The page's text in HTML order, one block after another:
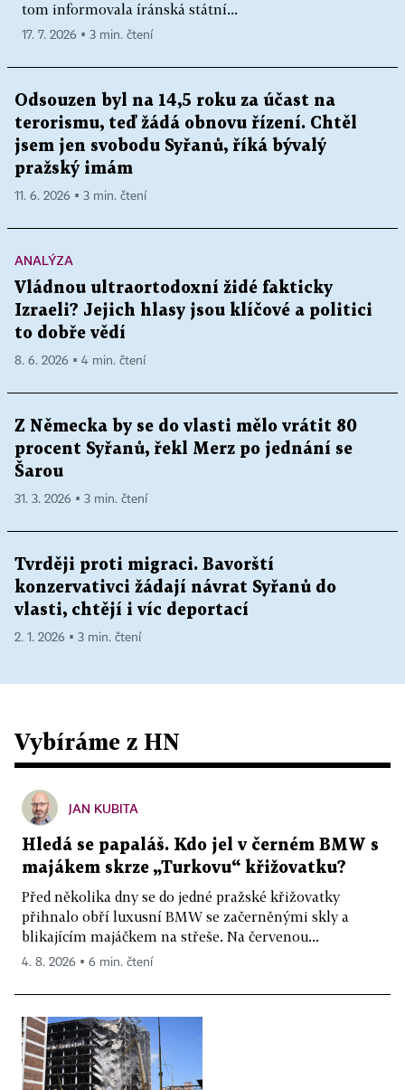
tom informovala íránská státní...
17. 7. 2026 ▪ 3 min. čtení
Odsouzen byl na 14,5 roku za účast na
terorismu, teď žádá obnovu řízení. Chtěl
jsem jen svobodu Syřanů, říká bývalý
pražský imám
11. 6. 2026 ▪ 3 min. čtení
ANALÝZA
Vládnou ultraortodoxní židé fakticky
Izraeli? Jejich hlasy jsou klíčové a politici
to dobře vědí
8. 6. 2026 ▪ 4 min. čtení
Z Německa by se do vlasti mělo vrátit 80
procent Syřanů, řekl Merz po jednání se
Šarou
31. 3. 2026 ▪ 3 min. čtení
Tvrději proti migraci. Bavorští
konzervativci žádají návrat Syřanů do
vlasti, chtějí i víc deportací
2. 1. 2026 ▪ 3 min. čtení
Vybíráme z HN
JAN KUBITA
Hledá se papaláš. Kdo jel v černém BMW s
majákem skrze „Turkovu“ křižovatku?
Před několika dny se do jedné pražské křižovatky
přihnalo obří luxusní BMW se začerněnými skly a
blikajícím majáčkem na střeše. Na červenou...
4. 8. 2026 ▪ 6 min. čtení